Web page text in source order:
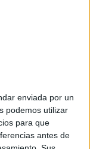
enviada por un
podemos utilizar
para que
antes de